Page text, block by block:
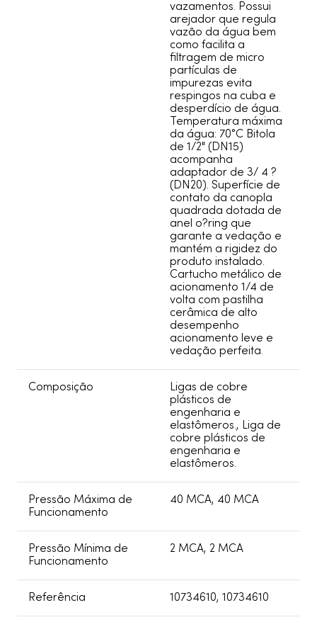
vazamentos. Possui
arejador que regula
vazão da água bem
como facilita a
filtragem de micro
partículas de
impurezas evita
respingos na cuba e
desperdício de água.
Temperatura máxima
da água: 70°C Bitola
de 1/2" (DN15)
acompanha
adaptador de 3/ 4 ?
(DN20). Superfície de
contato da canopla
quadrada dotada de
anel o?ring que
garante a vedação e
mantém a rigidez do
produto instalado.
Cartucho metálico de
acionamento 1/4 de
volta com pastilha
cerâmica de alto
desempenho
acionamento leve e
vedação perfeita.
Composição
Ligas de cobre
plásticos de
engenharia e
elastômeros., Liga de
cobre plásticos de
engenharia e
elastômeros.
Pressão Máxima de
Funcionamento
40 MCA, 40 MCA
Pressão Mínima de
Funcionamento
2 MCA, 2 MCA
Referência 10734610, 10734610